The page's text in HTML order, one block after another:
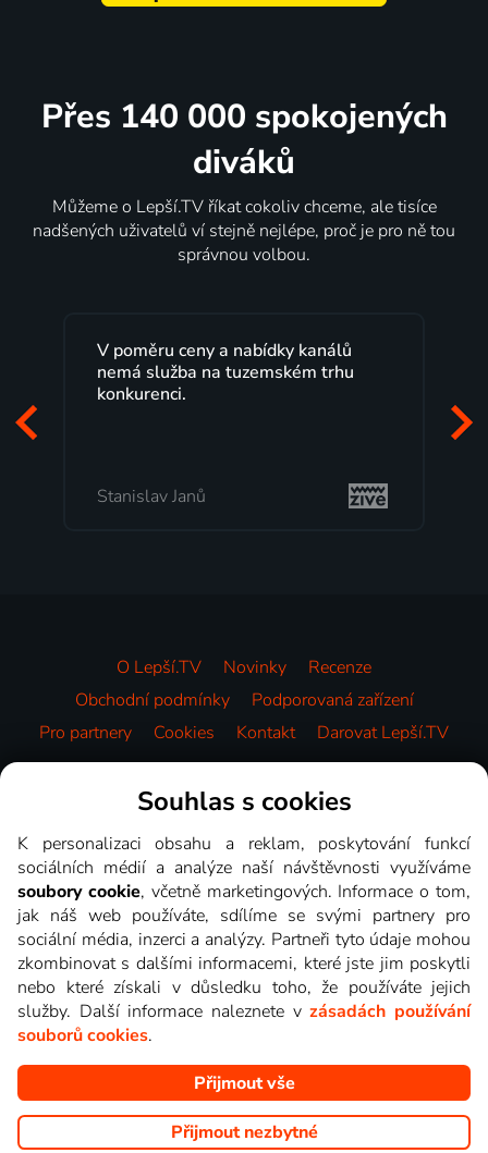
Přes 140 000 spokojených
diváků
Můžeme o Lepší.TV říkat cokoliv chceme, ale tisíce
nadšených uživatelů ví stejně nejlépe, proč je pro ně tou
správnou volbou.
V poměru ceny a nabídky kanálů
nemá služba na tuzemském trhu
konkurenci.
Stanislav Janů
O Lepší.TV Novinky
Recenze
Obchodní podmínky
Podporovaná zařízení
Pro partnery
Cookies Kontakt Darovat Lepší.TV
Videotéka
Copyright © goNET s.r.o. Na tomto webu jsou zobrazovány
obrázky z pořadů TV stanic, které můžete sledovat v Lepší.TV.
Souhlas s cookies
K personalizaci obsahu a reklam, poskytování funkcí
sociálních médií a analýze naší návštěvnosti využíváme
soubory cookie, včetně marketingových. Informace o tom,
jak náš web používáte, sdílíme se svými partnery pro
sociální média, inzerci a analýzy. Partneři tyto údaje mohou
zkombinovat s dalšími informacemi, které jste jim poskytli
nebo které získali v důsledku toho, že používáte jejich
služby. Další informace naleznete vzásadách používání
souborů cookies.
Přijmout vše
Přijmout nezbytné